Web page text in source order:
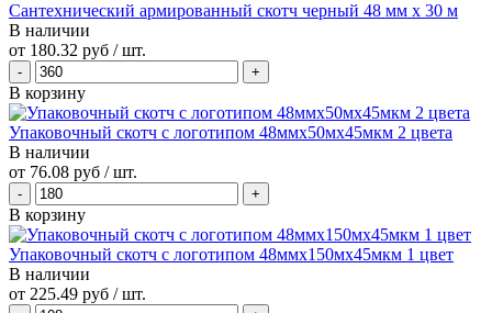
Сантехнический армированный скотч черный 48 мм х 30 м
В наличии
от 180.32 руб / шт.
В корзину
Упаковочный скотч с логотипом 48ммx50мx45мкм 2 цвета
В наличии
от 76.08 руб / шт.
В корзину
Упаковочный скотч с логотипом 48ммx150мx45мкм 1 цвет
В наличии
от 225.49 руб / шт.